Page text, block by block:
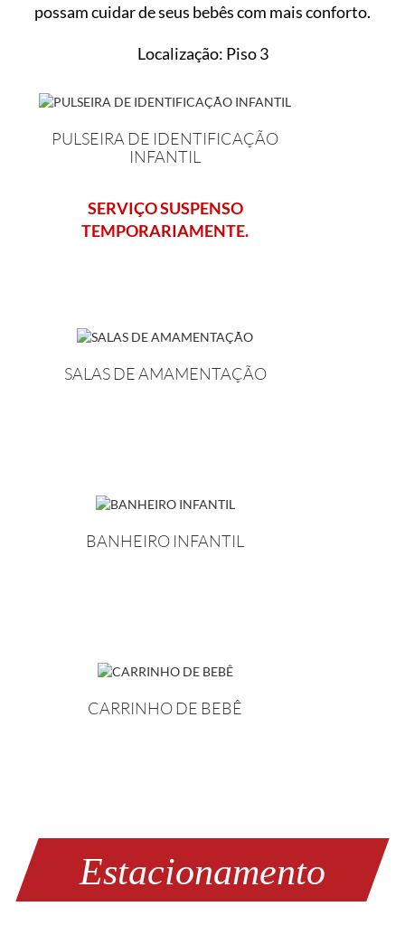
possam cuidar de seus bebês com mais conforto.
Localização: Piso 3
PULSEIRA DE IDENTIFICAÇÃO
INFANTIL
SERVIÇO SUSPENSO
TEMPORARIAMENTE.
SALAS DE AMAMENTAÇÃO
BANHEIRO INFANTIL
CARRINHO DE BEBÊ
Estacionamento